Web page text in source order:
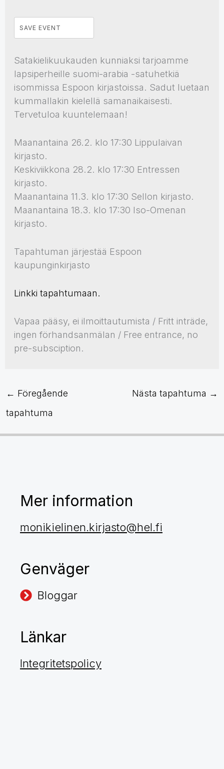
SAVE EVENT
Satakielikuukauden kunniaksi tarjoamme
lapsiperheille suomi-arabia -satuhetkiä
isommissa Espoon kirjastoissa. Sadut luetaan
kummallakin kielellä samanaikaisesti.
Tervetuloa kuuntelemaan!
Maanantaina 26.2. klo 17:30 Lippulaivan
kirjasto.
Keskiviikkona 28.2. klo 17:30 Entressen
kirjasto.
Maanantaina 11.3. klo 17:30 Sellon kirjasto.
Maanantaina 18.3. klo 17:30 Iso-Omenan
kirjasto.
Tapahtuman järjestää Espoon
kaupunginkirjasto
Linkki tapahtumaan.
Vapaa pääsy, ei ilmoittautumista / Fritt inträde,
ingen förhandsanmälan / Free entrance, no
pre-subsciption.
← Föregående
tapahtuma
Nästa tapahtuma →
Mer information
monikielinen.kirjasto@hel.fi
Genväger
Bloggar
Länkar
Integritetspolicy